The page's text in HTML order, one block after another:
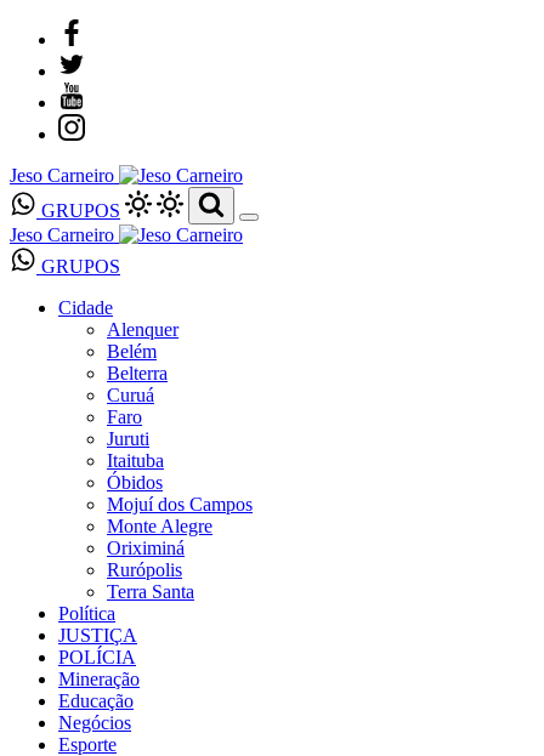
Jeso Carneiro
GRUPOS
Jeso Carneiro
GRUPOS
Cidade
Alenquer
Belém
Belterra
Curuá
Faro
Juruti
Itaituba
Óbidos
Mojuí dos Campos
Monte Alegre
Oriximiná
Rurópolis
Terra Santa
Política
JUSTIÇA
POLÍCIA
Mineração
Educação
Negócios
Esporte